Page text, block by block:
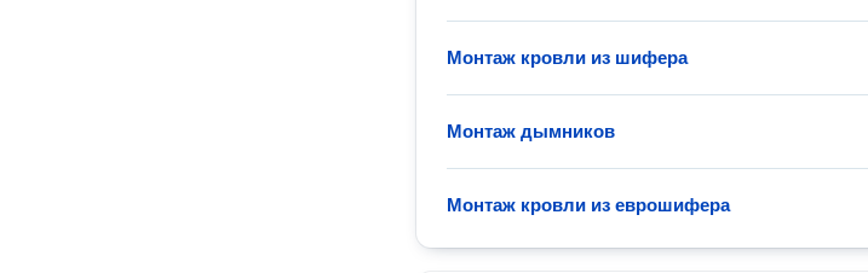
Монтаж кровли из шифера
Монтаж дымников
Монтаж кровли из еврошифера